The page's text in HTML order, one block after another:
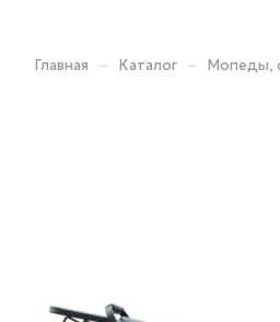
Главная – Каталог – Мопеды,